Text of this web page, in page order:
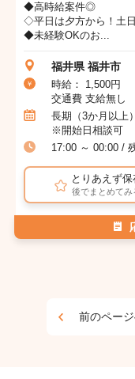
◆高時給案件◎
◇平日は夕方から！土
◆未経験OKのお...
福井県 福井市
時給： 1,500円
交通費 支給無し
長期（3か月以上）
※開始日相談可
17:00 ～ 00:00 /
とりあえず保
後でまとめてみ
前のペー